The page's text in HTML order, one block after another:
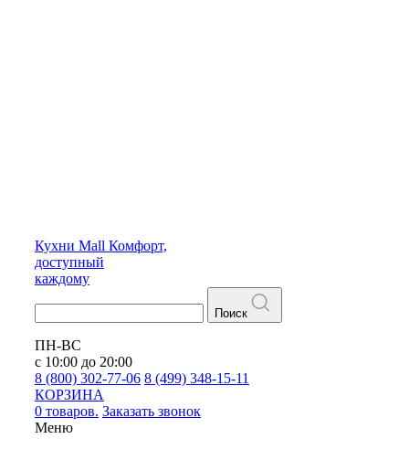
Кухни Mall Комфорт,
доступный
каждому
Поиск
ПН-ВС
с 10:00 до 20:00
8 (800) 302-77-06 8 (499) 348-15-11
КОРЗИНА
0 товаров. Заказать звонок
Меню